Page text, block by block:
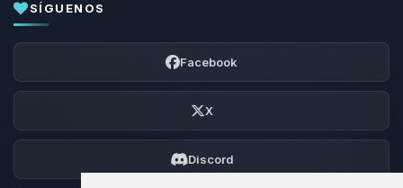
SÍGUENOS
Facebook
X
Discord